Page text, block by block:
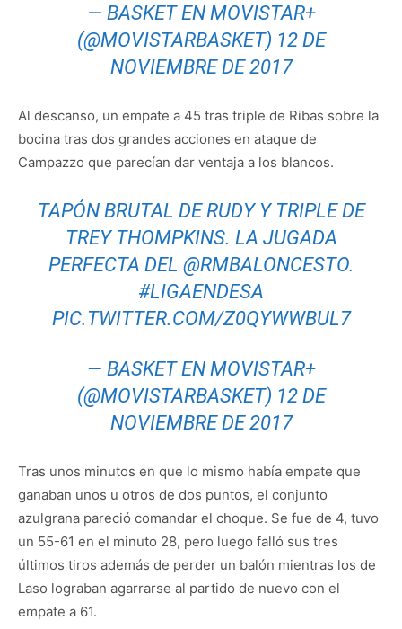
— BASKET EN MOVISTAR+
(@MOVISTARBASKET) 12 DE
NOVIEMBRE DE 2017
Al descanso, un empate a 45 tras triple de Ribas sobre la
bocina tras dos grandes acciones en ataque de
Campazzo que parecían dar ventaja a los blancos.
TAPÓN BRUTAL DE RUDY Y TRIPLE DE
TREY THOMPKINS. LA JUGADA
PERFECTA DEL @RMBALONCESTO.
#LIGAENDESA
PIC.TWITTER.COM/Z0QYWWBUL7
— BASKET EN MOVISTAR+
(@MOVISTARBASKET) 12 DE
NOVIEMBRE DE 2017
Tras unos minutos en que lo mismo había empate que
ganaban unos u otros de dos puntos, el conjunto
azulgrana pareció comandar el choque. Se fue de 4, tuvo
un 55-61 en el minuto 28, pero luego falló sus tres
últimos tiros además de perder un balón mientras los de
Laso lograban agarrarse al partido de nuevo con el
empate a 61.